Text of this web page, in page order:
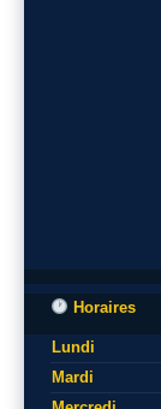
Horaires
Lundi
Mardi